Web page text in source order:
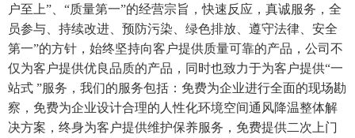
户至上”、“质量第一”的经营宗旨，快速反应，真诚服务，全
员参与、持续改进、预防污染、绿色排放、遵守法律、安全
第一”的方针，始终坚持向客户提供质量可靠的产品，公司不
仅为客户提供优良品质的产品，同时也致力于为客户提供“一
站式 ”服务，我们的服务包括：免费为企业进行全面的现场勘
察，免费为企业设计合理的人性化环境空间通风降温整体解
决方案，终身为客户提供维护保养服务，免费提供二次上门